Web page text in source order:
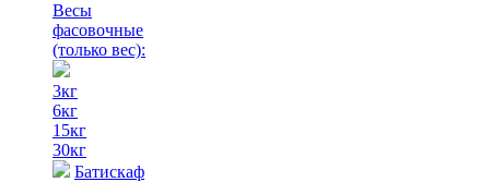
Весы
фасовочные
(только вес):
3кг
6кг
15кг
30кг
Батискаф